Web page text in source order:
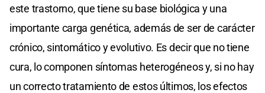
este trastorno, que tiene su base biológica y una
importante carga genética, además de ser de carácter
crónico, sintomático y evolutivo. Es decir que no tiene
cura, lo componen síntomas heterogéneos y, si no hay
un correcto tratamiento de estos últimos, los efectos